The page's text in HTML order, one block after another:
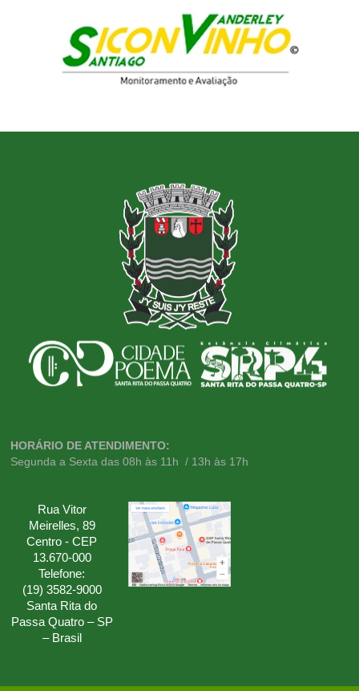
HORÁRIO DE ATENDIMENTO:
Segunda a Sexta das 08h às 11h / 13h às 17h
Rua Vitor
Meirelles, 89
Centro - CEP
13.670-000
Telefone:
(19) 3582-9000
Santa Rita do
Passa Quatro – SP
– Brasil